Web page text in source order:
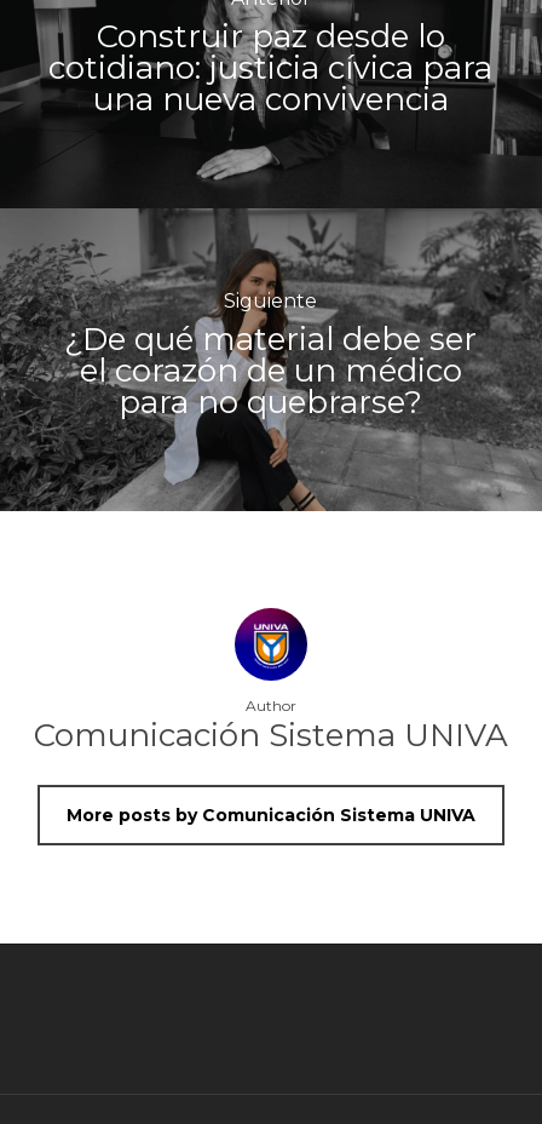
Construir paz desde lo
cotidiano: justicia cívica para
una nueva convivencia
Siguiente
¿De qué material debe ser
el corazón de un médico
para no quebrarse?
Author
Comunicación Sistema UNIVA
More posts by Comunicación Sistema UNIVA